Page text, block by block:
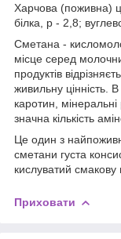
Харчова (поживна)
білка, р - 2,8;
Сметана -
місце серед
продуктів
живильну цінність.
каротин, мінеральні
значна кількість
Це один з
сметани густа
кислуватий
Приховати